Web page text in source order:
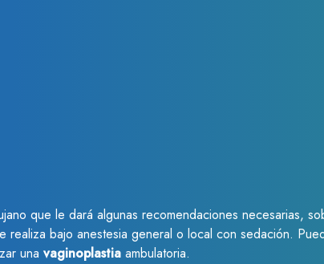
que le dará algunas recomendaciones necesarias,
realiza bajo anestesia general o local con sedación.
una vaginoplastia ambulatoria.